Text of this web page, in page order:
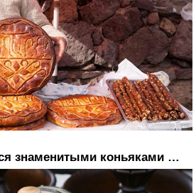
знаменитыми коньяками …